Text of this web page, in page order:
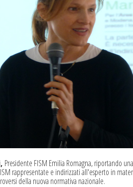
, Presidente FISM Emilia Romagna,riportando
rappresentate e indirizzati all'esperto in
della nuova normativa nazionale.